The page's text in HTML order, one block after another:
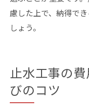
慮した上で、納得で
しょう。
止水工事の
びのコツ